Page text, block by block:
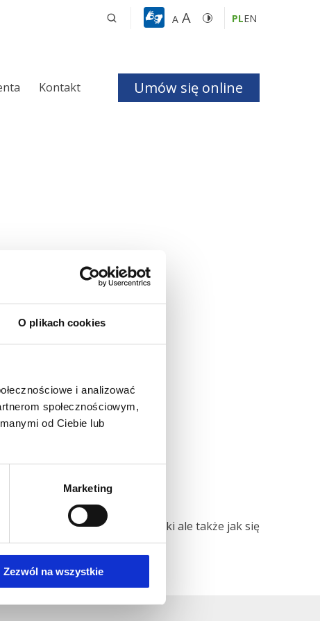
O plikach cookies
i analizować
społecznościowym,
od Ciebie lub
Marketing
Zezwól na wszystkie
A A PLEN
Umów się online
Kontakt
o tym, jak chronić zatoki ale także jak się
🙂